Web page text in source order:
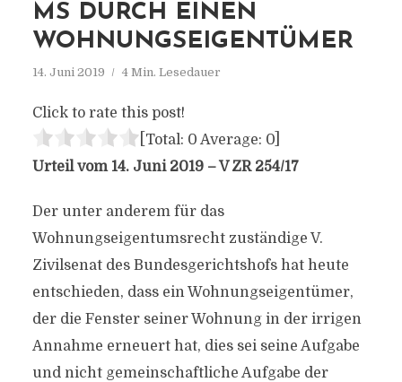
MS DURCH EINEN
WOHNUNGSEIGENTÜMER
14. Juni 2019 4 Min. Lesedauer
Click to rate this post!
[Total: 0 Average: 0]
Urteil vom 14. Juni 2019 – V ZR 254/17
Der unter anderem für das
Wohnungseigentumsrecht zuständige V.
Zivilsenat des Bundesgerichtshofs hat heute
entschieden, dass ein Wohnungseigentümer,
der die Fenster seiner Wohnung in der irrigen
Annahme erneuert hat, dies sei seine Aufgabe
und nicht gemeinschaftliche Aufgabe der